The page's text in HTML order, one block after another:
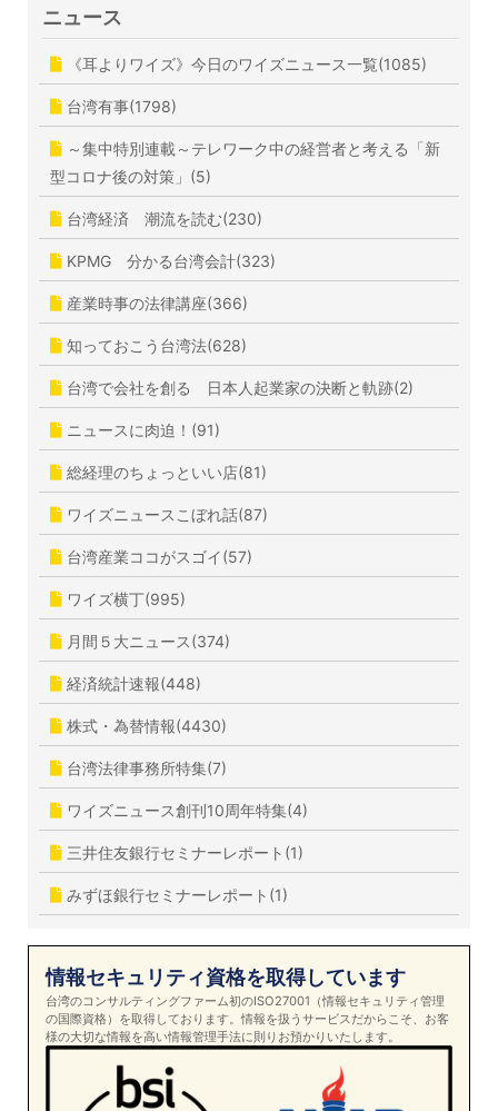
ニュース
《耳よりワイズ》今日のワイズニュース一覧(1085)
台湾有事(1798)
～集中特別連載～テレワーク中の経営者と考える「新
型コロナ後の対策」(5)
台湾経済 潮流を読む(230)
KPMG 分かる台湾会計(323)
産業時事の法律講座(366)
知っておこう台湾法(628)
台湾で会社を創る 日本人起業家の決断と軌跡(2)
ニュースに肉迫！(91)
総経理のちょっといい店(81)
ワイズニュースこぼれ話(87)
台湾産業ココがスゴイ(57)
ワイズ横丁(995)
月間５大ニュース(374)
経済統計速報(448)
株式・為替情報(4430)
台湾法律事務所特集(7)
ワイズニュース創刊10周年特集(4)
三井住友銀行セミナーレポート(1)
みずほ銀行セミナーレポート(1)
情報セキュリティ資格を取得しています
台湾のコンサルティングファーム初のISO27001（情報セキュリティ管理
の国際資格）を取得しております。情報を扱うサービスだからこそ、お客
様の大切な情報を高い情報管理手法に則りお預かりいたします。